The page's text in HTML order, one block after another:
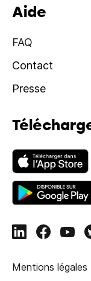
Aide
FAQ
Contact
Presse
Mentions légales